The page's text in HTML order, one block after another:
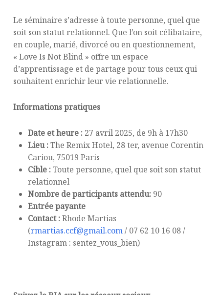
Le séminaire s’adresse à toute personne, quel que
soit son statut relationnel. Que l’on soit célibataire,
en couple, marié, divorcé ou en questionnement,
« Love Is Not Blind » offre un espace
d’apprentissage et de partage pour tous ceux qui
souhaitent enrichir leur vie relationnelle.
Informations pratiques
Date et heure :27 avril 2025, de 9h à 17h30
Lieu :The Remix Hotel, 28 ter, avenue Corentin
Cariou, 75019 Paris
Cible :Toute personne, quel que soit son statut
relationnel
Nombre de participants attendu:90
Entrée payante
Contact :Rhode Martias
(rmartias.ccf@gmail.com/ 07 62 10 16 08 /
Instagram : sentez_vous_bien)